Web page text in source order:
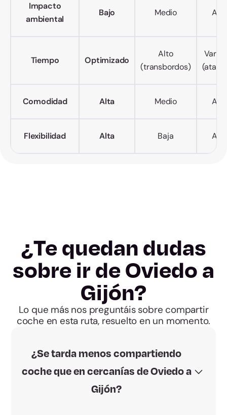
Impacto
ambiental
Bajo Medio Alto
Tiempo Optimizado
Alto
(transbordos)
Comodidad Alta Medio Alto
Flexibilidad Alta Baja Alta
¿Te quedan dudas
sobre ir de Oviedo a
Gijón?
Lo que más nos preguntáis sobre compartir
coche en esta ruta, resuelto en un momento.
¿Se tarda menos compartiendo
coche que en cercanías de Oviedo a
Gijón?